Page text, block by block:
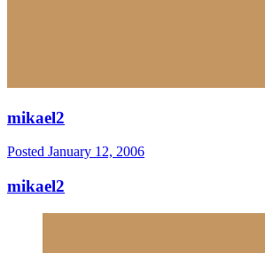
mikael2
Posted January 12, 2006
mikael2